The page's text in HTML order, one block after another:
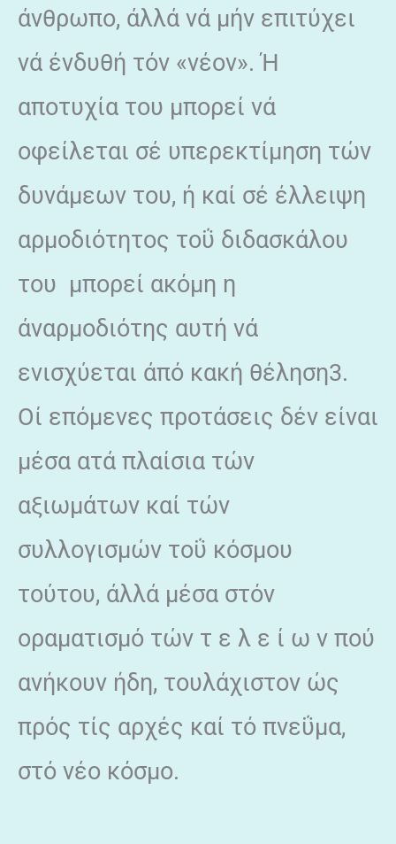
άνθρωπο, άλλά νά μήν επιτύχει
νά ένδυθή τόν «νέον». Ή
αποτυχία του μπορεί νά
οφείλεται σέ υπερεκτίμηση τών
δυνάμεων του, ή καί σέ έλλειψη
αρμοδιότητος τοΰ διδασκάλου
του μπορεί ακόμη η
άναρμοδιότης αυτή νά
ενισχύεται άπό κακή θέληση3.
Οί επόμενες προτάσεις δέν είναι
μέσα ατά πλαίσια τών
αξιωμάτων καί τών
συλλογισμών τοΰ κόσμου
τούτου, άλλά μέσα στόν
οραματισμό τών τ ε λ ε ί ω ν πού
ανήκουν ήδη, τουλάχιστον ώς
πρός τίς αρχές καί τό πνεΰμα,
στό νέο κόσμο.